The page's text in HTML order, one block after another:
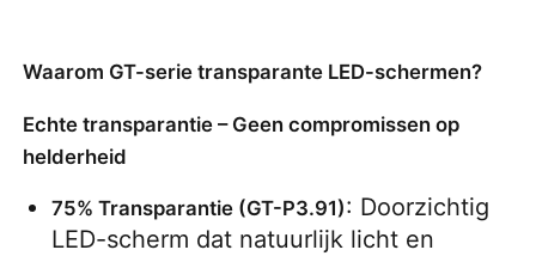
LED-videomuurweergave
LED -schermscherm
Waarom GT-serie transparante LED-schermen?
Echte transparantie – Geen compromissen op
helderheid
75% Transparantie (GT-P3.91): Doorzichtig
LED-scherm dat natuurlijk licht en